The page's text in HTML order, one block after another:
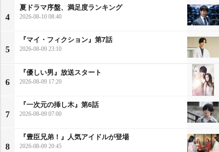
4
夏ドラマ序盤、満足度ランキング
2026-08-10 08:40
5
『マイ・フィクション』第7話
2026-08-09 23:10
6
『優しい男』放送スタート
2026-08-09 17:20
7
『一次元の挿し木』第6話
2026-08-09 07:00
8
『豊臣兄弟！』人気アイドルが登場
2026-08-09 20:45